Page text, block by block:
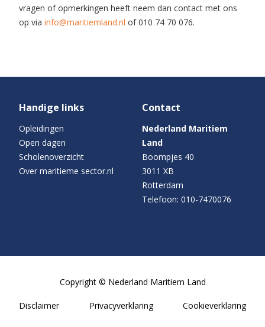
vragen of opmerkingen heeft neem dan contact met ons
op via info@maritiemland.nl of 010 74 70 076.
Handige links
Opleidingen
Open dagen
Scholenoverzicht
Over maritieme sector.nl
Contact
Nederland Maritiem
Land
Boompjes 40
3011 XB
Rotterdam
Telefoon: 010-7470076
Copyright © Nederland Maritiem Land
Disclaimer Privacyverklaring Cookieverklaring